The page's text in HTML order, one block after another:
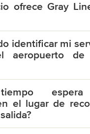
ofrece Gray
identificar mi
aeropuerto de
tiempo
el lugar de